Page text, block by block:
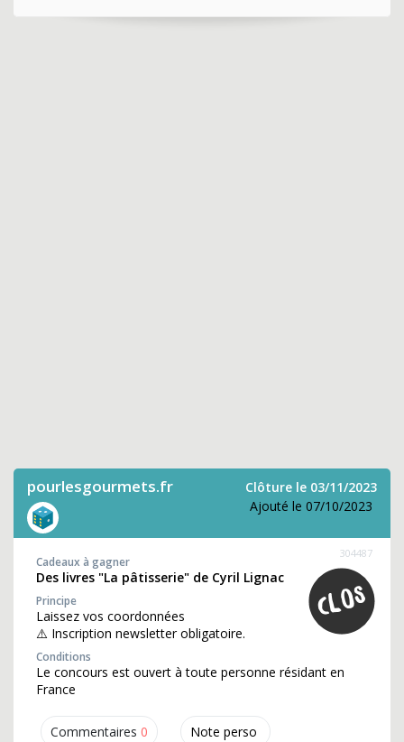
pourlesgourmets.fr
Clôture le 03/11/2023
Ajouté le 07/10/2023
Commentaires 0 Note perso
304487
Cadeaux à gagner
Des livres "La pâtisserie" de Cyril Lignac
Principe
Laissez vos coordonnées
⚠️ Inscription newsletter obligatoire.
Conditions
Le concours est ouvert à toute personne résidant en
France